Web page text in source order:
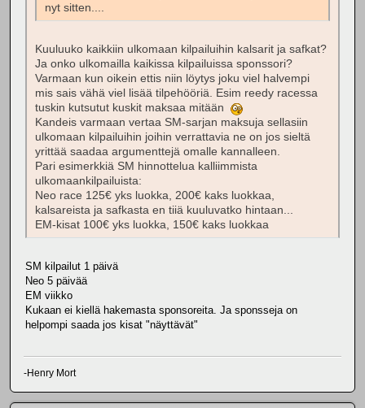
nyt sitten....
Kuuluuko kaikkiin ulkomaan kilpailuihin kalsarit ja safkat?
Ja onko ulkomailla kaikissa kilpailuissa sponssori?
Varmaan kun oikein ettis niin löytys joku viel halvempi
mis sais vähä viel lisää tilpehööriä. Esim reedy racessa
tuskin kutsutut kuskit maksaa mitään
Kandeis varmaan vertaa SM-sarjan maksuja sellasiin
ulkomaan kilpailuihin joihin verrattavia ne on jos sieltä
yrittää saadaa argumenttejä omalle kannalleen.
Pari esimerkkiä SM hinnottelua kalliimmista
ulkomaankilpailuista:
Neo race 125€ yks luokka, 200€ kaks luokkaa,
kalsareista ja safkasta en tiiä kuuluvatko hintaan...
EM-kisat 100€ yks luokka, 150€ kaks luokkaa
SM kilpailut 1 päivä
Neo 5 päivää
EM viikko
Kukaan ei kiellä hakemasta sponsoreita. Ja sponsseja on
helpompi saada jos kisat "näyttävät"
-Henry Mort